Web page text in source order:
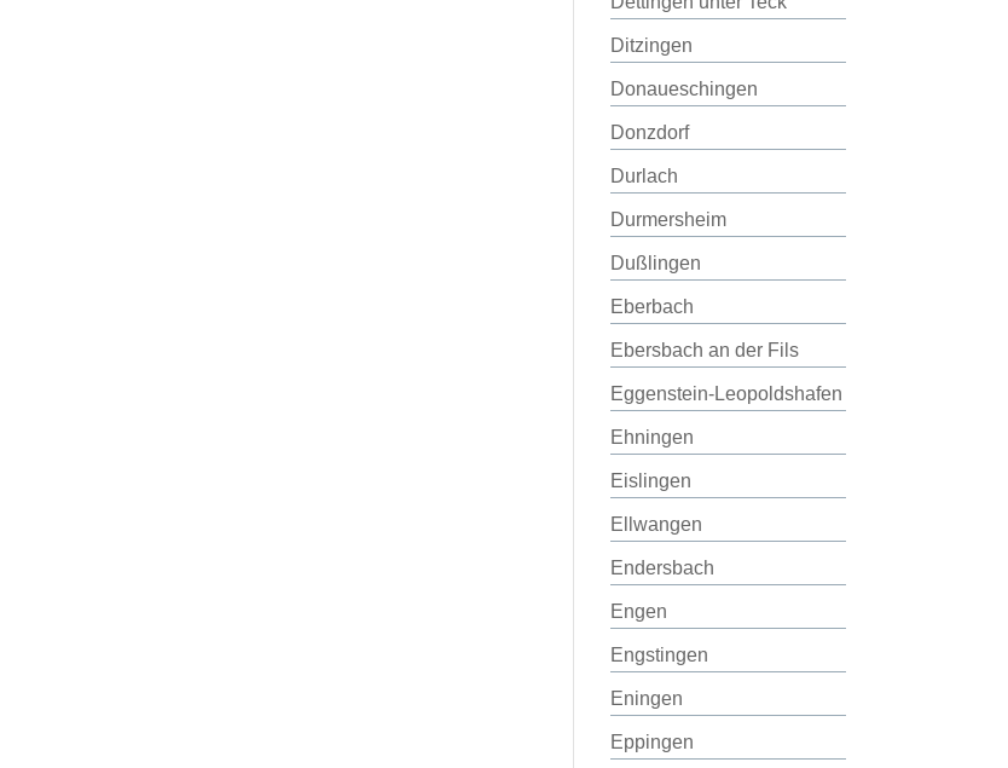
Ditzingen
Donaueschingen
Donzdorf
Durlach
Durmersheim
Dußlingen
Eberbach
Ebersbach an der Fils
Eggenstein-Leopoldshafen
Ehningen
Eislingen
Ellwangen
Endersbach
Engen
Engstingen
Eningen
Eppingen